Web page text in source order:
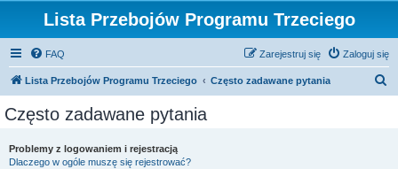
Lista Przebojów Programu Trzeciego
FAQ Zaloguj się
Zarejestruj się
Lista Przebojów Programu Trzeciego Często zadawane pytania
Często zadawane pytania
Problemy z logowaniem i rejestracją
Dlaczego w ogóle muszę się rejestrować?